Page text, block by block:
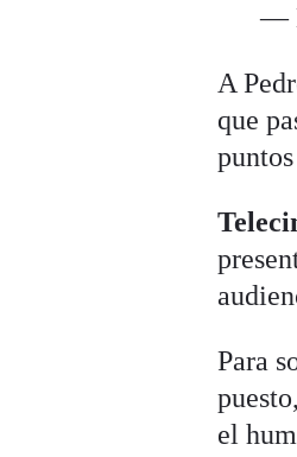
—
A
que
Para
el